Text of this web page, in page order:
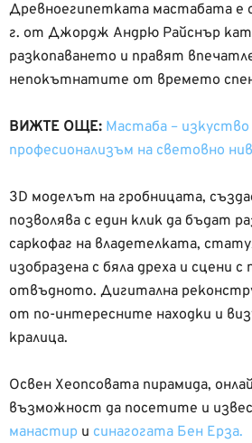
Древноегипетката мастабата е
г. от Джордж Андрю Райснър
разкопаването и правят
непокътнатите от времето
ВИЖТЕ ОЩЕ: Мастаба – изкуство
професионализъм на световно
3D моделът на гробницата,
позволява с един клик да бъдат
саркофаг на владетелката,
изобразена с бяла дреха и сцени
отвъдното. Дигитална
от по-интересните находки и
кралица.
Освен Хеопсовата пирамида,
възможност да посетите и
манастир и синагогата Бен Ерза.